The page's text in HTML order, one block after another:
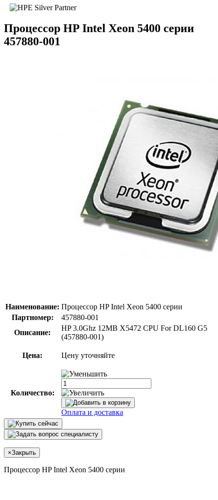
Процессор HP Intel Xeon 5400 серии
457880-001
Наименование: Процессор HP Intel Xeon 5400 серии
Партномер:
457880-001
Описание:
HP 3.0Ghz 12MB X5472 CPU For DL160 G5
(457880-001)
Цена: Цену уточняйте
Количество:
Оплата и доставка
×Закрыть
Процессор HP Intel Xeon 5400 серии